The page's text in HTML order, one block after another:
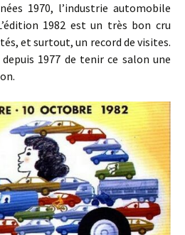
1970, l’industrie automobile
1982 est un très bon cru
et surtout, un record de visites.
1977 de tenir ce salon une